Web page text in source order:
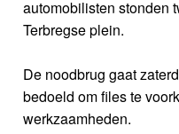
automobilisten stonden
Terbregse plein.
De noodbrug gaat
bedoeld om files te
werkzaamheden.